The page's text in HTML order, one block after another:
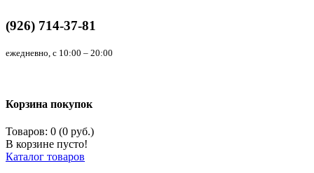
(926) 714-37-81
ежедневно, с 10:00 – 20:00
Корзина покупок
Товаров: 0 (0 руб.)
В корзине пусто!
Каталог товаров